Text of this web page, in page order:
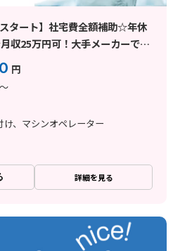
スタート】社宅費全額補助☆年休
収25万円可！大手メーカーで機
円
、マシンオペレーター
詳細を見る